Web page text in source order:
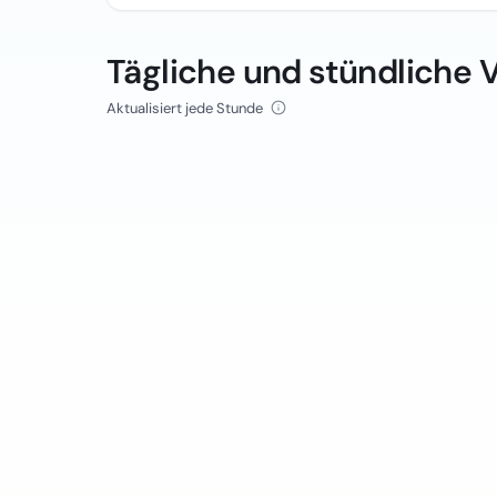
Tägliche und stündliche
Aktualisiert jede Stunde